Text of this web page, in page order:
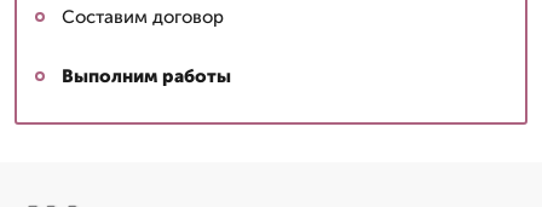
Составим договор
Выполним работы